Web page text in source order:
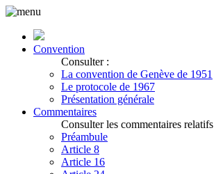
Convention
Consulter :
La convention de Genève de 1951
Le protocole de 1967
Présentation générale
Commentaires
Consulter les commentaires relatifs
Préambule
Article 8
Article 16